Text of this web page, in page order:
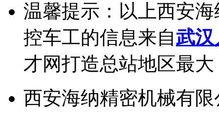
温馨提示：以上西安
控车工的信息来自武汉
才网打造总站地区最
西安海纳精密机械有